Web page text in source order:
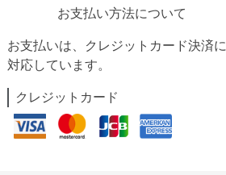
お支払い方法について
お支払いは、クレジットカード決済に
対応しています。
クレジットカード